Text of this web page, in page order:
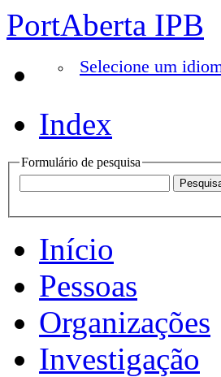
PortAberta IPB
Selecione um
Index
Formulário de pesquisa
Início
Pessoas
Organizações
Investigação